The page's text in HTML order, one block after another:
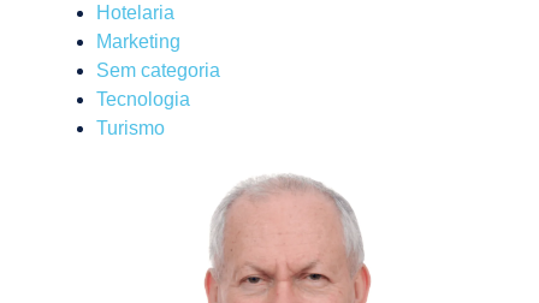
Hotelaria
Marketing
Sem categoria
Tecnologia
Turismo